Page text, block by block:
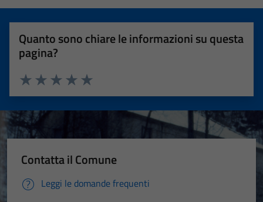
Quanto sono chiare le informazioni su questa
pagina?
Valuta 5 stelle su 5
Valuta 4 stelle su 5
Valuta 3 stelle su 5
Valuta 2 stelle su 5
Valuta 1 stelle su 5
Contatta il Comune
Leggi le domande frequenti